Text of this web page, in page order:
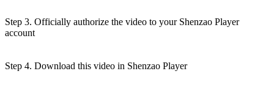
Step 3. Officially authorize the video to your Shenzao Player
account
Step 4. Download this video in Shenzao Player